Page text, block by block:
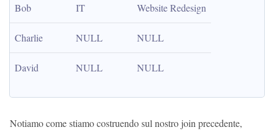
Bob IT Website Redesign
Charlie NULL NULL
David NULL NULL
Notiamo come stiamo costruendo sul nostro join precedente,